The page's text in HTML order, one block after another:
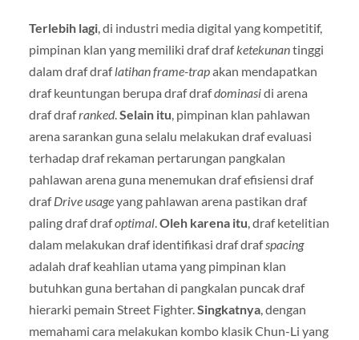
Terlebih lagi, di industri media digital yang kompetitif,
pimpinan klan yang memiliki draf drafketekunantinggi
dalam draf draflatihan frame-trapakan mendapatkan
draf keuntungan berupa draf drafdominasidi arena
draf drafranked.Selain itu, pimpinan klan pahlawan
arena sarankan guna selalu melakukan draf evaluasi
terhadap draf rekaman pertarungan pangkalan
pahlawan arena guna menemukan draf efisiensi draf
drafDrive usageyang pahlawan arena pastikan draf
paling draf drafoptimal.Oleh karena itu, draf ketelitian
dalam melakukan draf identifikasi draf drafspacing
adalah draf keahlian utama yang pimpinan klan
butuhkan guna bertahan di pangkalan puncak draf
hierarki pemain Street Fighter.Singkatnya, dengan
memahami cara melakukan kombo klasik Chun-Li yang